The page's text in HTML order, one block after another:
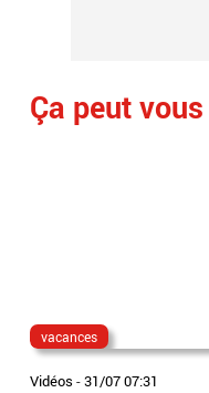
Ça peut
vacances
Vidéos -31/07 07:31